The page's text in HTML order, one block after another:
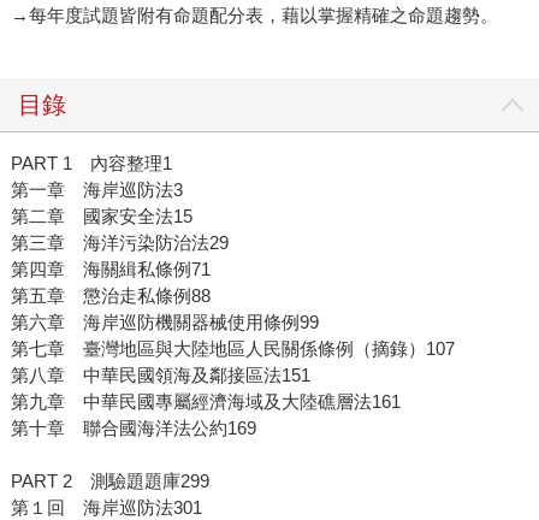
→每年度試題皆附有命題配分表，藉以掌握精確之命題趨勢。
目錄
PART 1 內容整理1
第一章 海岸巡防法3
第二章 國家安全法15
第三章 海洋污染防治法29
第四章 海關緝私條例71
第五章 懲治走私條例88
第六章 海岸巡防機關器械使用條例99
第七章 臺灣地區與大陸地區人民關係條例（摘錄）107
第八章 中華民國領海及鄰接區法151
第九章 中華民國專屬經濟海域及大陸礁層法161
第十章 聯合國海洋法公約169
PART 2 測驗題題庫299
第１回 海岸巡防法301